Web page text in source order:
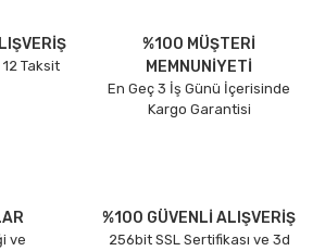
Taksit
%100 MÜŞTERİ
MEMNUNİYETİ
En Geç 3 İş Günü İçerisinde
Kargo Garantisi
ve
%100 GÜVENLİ ALIŞVERİŞ
256bit SSL Sertifikası ve 3d